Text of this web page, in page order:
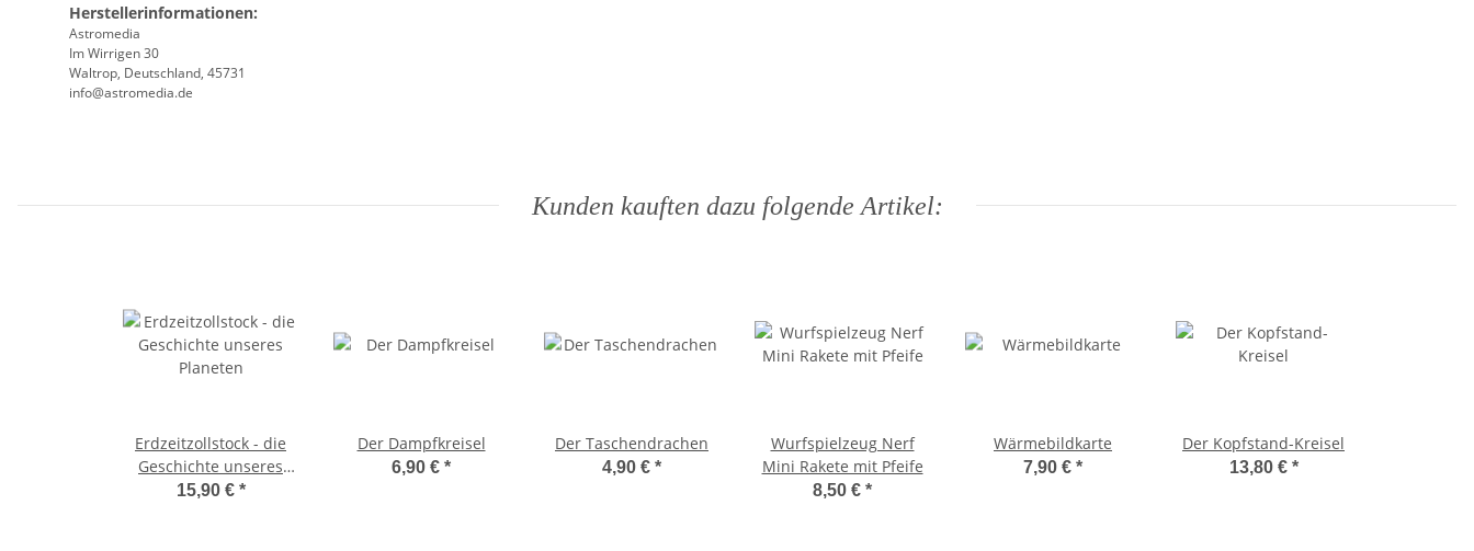
Herstellerinformationen:
Astromedia
Im Wirrigen 30
Waltrop, Deutschland, 45731
info@astromedia.de
Kunden kauften dazu folgende Artikel:
Erdzeitzollstock - die
Geschichte unseres
Planeten
15,90 € *
Der Dampfkreisel
6,90 € *
Der Taschendrachen
4,90 € *
Wurfspielzeug Nerf
Mini Rakete mit Pfeife
8,50 € *
Wärmebildkarte
7,90 € *
Der Kopfstand-Kreisel
13,80 € *